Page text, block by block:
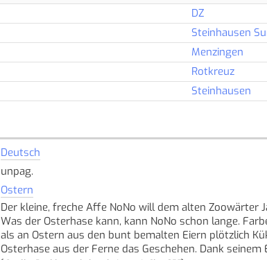
DZ
Steinhausen
Menzingen
Rotkreuz
Steinhausen
Deutsch
unpag.
Ostern
Der kleine, freche Affe NoNo will dem alten Zoowärter
Was der Osterhase kann, kann NoNo schon lange.
als an Ostern aus den bunt bemalten Eiern plötzlich
Osterhase aus der Ferne das Geschehen. Dank